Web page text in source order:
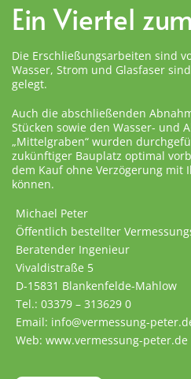
Ein Viertel
Die Erschließungsarbeiten sind
Wasser, Strom und Glasfaser
gelegt.
Auch die abschließenden
Stücken sowie den Wasser- und
„Mittelgraben“ wurden
zukünftiger Bauplatz optimal
dem Kauf ohne Verzögerung mit
können.
Michael Peter
Öffentlich bestellter
Beratender Ingenieur
Vivaldistraße 5
D-15831 Blankenfelde-Mahlow
Tel.: 03379 – 313629 0
Email: info@vermessung-
Web: www.vermessung-peter.de